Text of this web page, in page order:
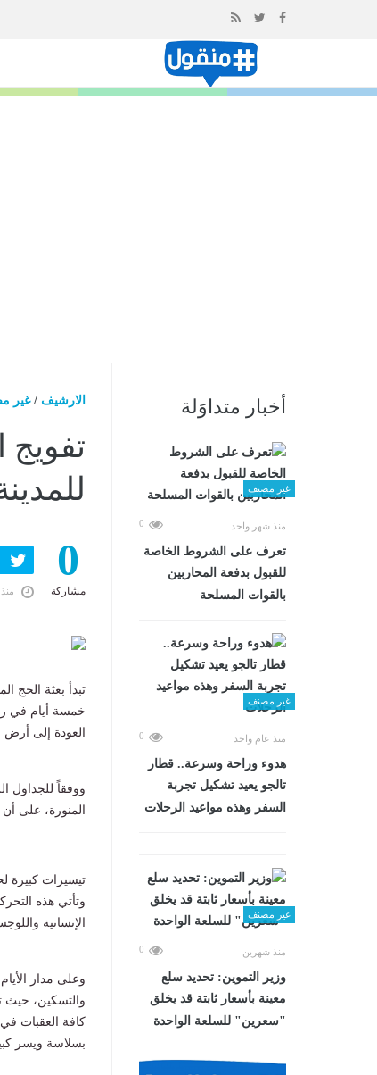
المحتوى
أخبار متداوَلة
غير مصنف
منذ شهر واحد 0
تعرف على الشروط الخاصة
للقبول بدفعة المحاربين
بالقوات المسلحة
غير مصنف
منذ عام واحد 0
هدوء وراحة وسرعة.. قطار
تالجو يعيد تشكيل تجربة
السفر وهذه مواعيد الرحلات
غير مصنف
منذ شهرين 0
وزير التموين: تحديد سلع
معينة بأسعار ثابتة قد يخلق
"سعرين" للسلعة الواحدة
الارشيف /غير
تفويج
0
مشاركة
تبدأ بعثة الحج
خمسة أيام في
العودة إلى
المنورة، على أن يتبعهم غدا
تيسيرات كبيرة
وتأتي هذه
الإنسانية
وعلى مدار
والتسكين، حيث
كافة العقبات
بسلاسة ويسر